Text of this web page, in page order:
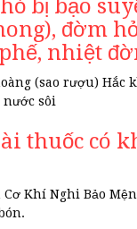
bị bạo
đờm
nhiệt
(sao rượu) Hắc
nước sôi
thuốc có
Cơ Khí Nghi Bảo